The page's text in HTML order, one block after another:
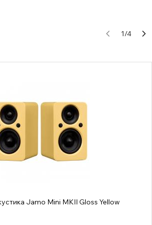
1/4
Jamo Mini MKII Gloss Yellow